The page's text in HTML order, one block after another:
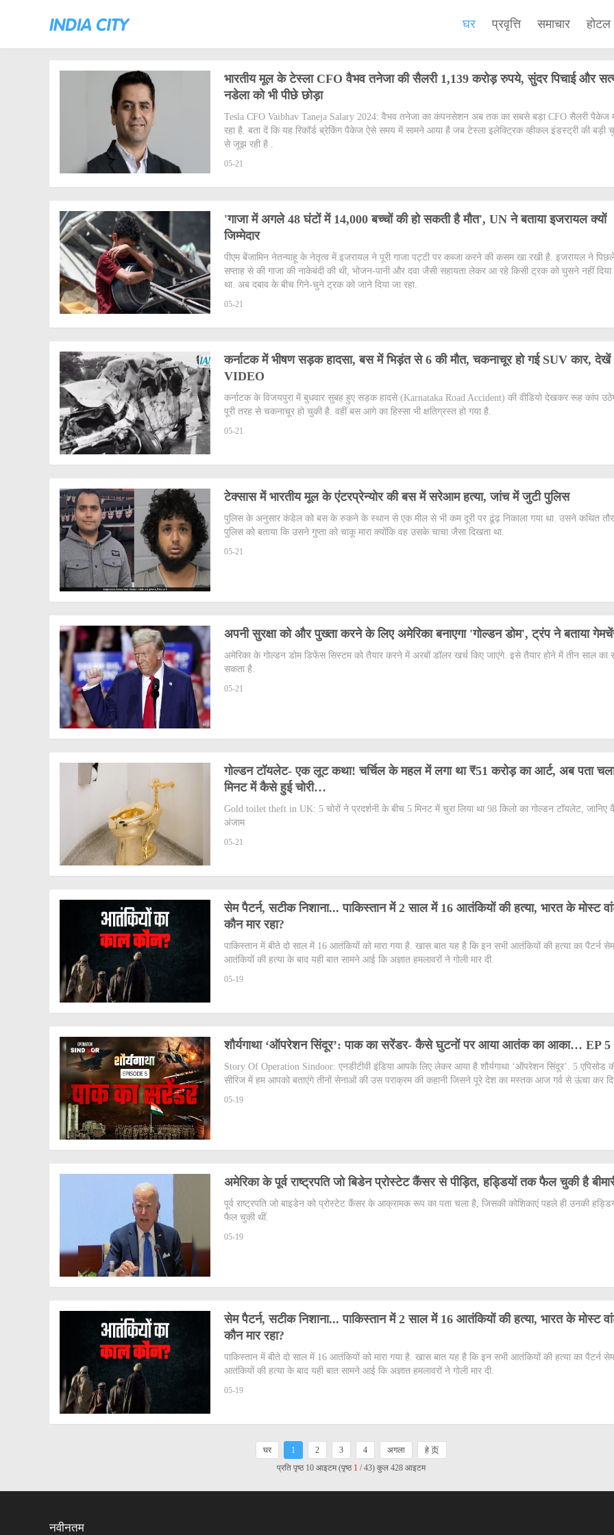
घर प्रवृत्ति समाचार
भारतीय मूल के टेस्ला CFO वैभव तनेजा की सैलरी 1,139 करोड़ रुपये, सुंदर पिचाई और
नडेला को भी पीछे छोड़ा
Tesla CFO Vaibhav Taneja Salary 2024: वैभव तनेजा का कंपनसेशन अब तक का सबसे बड़ा CFO सैलरी पैकेज
रहा है. बता दें कि यह रिकॉर्ड ब्रेकिंग पैकेज ऐसे समय में सामने आया है जब टेस्ला इलेक्ट्रिक व्हीकल इंडस्ट्री की बड़ी
से जूझ रही है .
05-21
'गाजा में अगले 48 घंटों में 14,000 बच्चों की हो सकती है मौत', UN ने बताया इजरायल क्यों
जिम्मेदार
पीएम बेंजामिन नेतन्याहू के नेतृत्व में इजरायल ने पूरी गाजा पट्टी पर कब्जा करने की कसम खा रखी है. इजरायल ने
सप्ताह से की गाजा की नाकेबंदी की थी, भोजन-पानी और दवा जैसी सहायता लेकर आ रहे किसी ट्रक को घुसने नहीं दिया
था. अब दबाव के बीच गिने-चुने ट्रक को जाने दिया जा रहा.
05-21
कर्नाटक में भीषण सड़क हादसा, बस में भिड़ंत से 6 की मौत, चकनाचूर हो गई SUV कार, देखें
VIDEO
कर्नाटक के विजयपुरा में बुधवार सुबह हुए सड़क हादसे (Karnataka Road Accident) की वीडियो देखकर रूह कांप
पूरी तरह से चकनाचूर हो चुकी है. वहीं बस आगे का हिस्सा भी क्षतिग्रस्त हो गया है.
05-21
टेक्सास में भारतीय मूल के एंटरप्रेन्योर की बस में सरेआम हत्या, जांच में जुटी पुलिस
पुलिस के अनुसार कंडेल को बस के रुकने के स्थान से एक मील से भी कम दूरी पर ढूंढ़ निकाला गया था. उसने कथित
पुलिस को बताया कि उसने गुप्ता को चाकू मारा क्योंकि वह उसके चाचा जैसा दिखता था.
05-21
अपनी सुरक्षा को और पुख्ता करने के लिए अमेरिका बनाएगा 'गोल्डन डोम', ट्रंप ने बताया
अमेरिका के गोल्डन डोम डिफेंस सिस्टम को तैयार करने में अरबों डॉलर खर्च किए जाएंगे. इसे तैयार होने में तीन साल
सकता है.
05-21
गोल्डन टॉयलेट- एक लूट कथा! चर्चिल के महल में लगा था ₹51 करोड़ का आर्ट, अब पता
मिनट में कैसे हुई चोरी…
Gold toilet theft in UK: 5 चोरों ने प्रदर्शनी के बीच 5 मिनट में चुरा लिया था 98 किलो का गोल्डन टॉयलेट, जानिए
अंजाम
05-21
सेम पैटर्न, सटीक निशाना... पाकिस्तान में 2 साल में 16 आतंकियों की हत्या, भारत के मोस्ट
कौन मार रहा?
पाकिस्तान में बीते दो साल में 16 आतंकियों को मारा गया है. खास बात यह है कि इन सभी आतंकियों की हत्या का पैटर्न
आतंकियों की हत्या के बाद यही बात सामने आई कि अज्ञात हमलावरों ने गोली मार दी.
05-19
शौर्यगाथा ‘ऑपरेशन सिंदूर’: पाक का सरेंडर- कैसे घुटनों पर आया आतंक का आका… EP 5
Story Of Operation Sindoor: एनडीटीवी इंडिया आपके लिए लेकर आया है शौर्यगाथा ‘ऑपरेशन सिंदूर’. 5 एपिसोड
सीरिज में हम आपको बताएंगे तीनों सेनाओं की उस पराक्रम की कहानी जिसने पूरे देश का मस्तक आज गर्व से ऊंचा कर
05-19
अमेरिका के पूर्व राष्ट्रपति जो बिडेन प्रोस्टेट कैंसर से पीड़ित, हड्डियों तक फैल चुकी है
पूर्व राष्ट्रपति जो बाइडेन को प्रोस्टेट कैंसर के आक्रामक रूप का पता चला है, जिसकी कोशिकाएं पहले ही उनकी
फैल चुकी थीं.
05-19
सेम पैटर्न, सटीक निशाना... पाकिस्तान में 2 साल में 16 आतंकियों की हत्या, भारत के मोस्ट
कौन मार रहा?
पाकिस्तान में बीते दो साल में 16 आतंकियों को मारा गया है. खास बात यह है कि इन सभी आतंकियों की हत्या का पैटर्न
आतंकियों की हत्या के बाद यही बात सामने आई कि अज्ञात हमलावरों ने गोली मार दी.
05-19
घर 1 2 3 4 अगला
हे 页
प्रति पृष्ठ 10 आइटम (पृष्ठ 1 / 43) कुल 428 आइटम
नवीनतम